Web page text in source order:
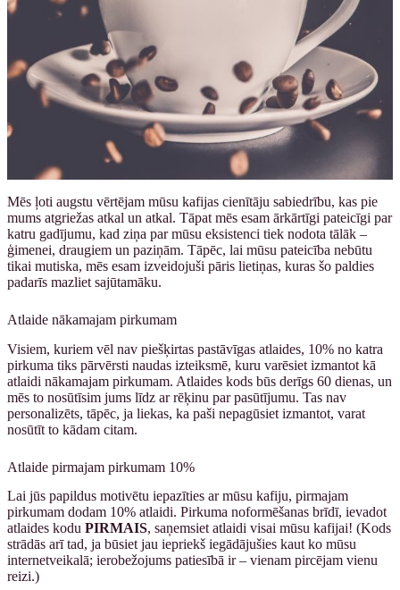
Mēs ļoti augstu vērtējam mūsu kafijas cienītāju sabiedrību, kas pie
mums atgriežas atkal un atkal. Tāpat mēs esam ārkārtīgi pateicīgi par
katru gadījumu, kad ziņa par mūsu eksistenci tiek nodota tālāk –
ģimenei, draugiem un paziņām. Tāpēc, lai mūsu pateicība nebūtu
tikai mutiska, mēs esam izveidojuši pāris lietiņas, kuras šo paldies
padarīs mazliet sajūtamāku.
Atlaide nākamajam pirkumam
Visiem, kuriem vēl nav piešķirtas pastāvīgas atlaides, 10% no katra
pirkuma tiks pārvērsti naudas izteiksmē, kuru varēsiet izmantot kā
atlaidi nākamajam pirkumam. Atlaides kods būs derīgs 60 dienas, un
mēs to nosūtīsim jums līdz ar rēķinu par pasūtījumu. Tas nav
personalizēts, tāpēc, ja liekas, ka paši nepagūsiet izmantot, varat
nosūtīt to kādam citam.
Atlaide pirmajam pirkumam 10%
Lai jūs papildus motivētu iepazīties ar mūsu kafiju, pirmajam
pirkumam dodam 10% atlaidi. Pirkuma noformēšanas brīdī, ievadot
atlaides kodu PIRMAIS, saņemsiet atlaidi visai mūsu kafijai! (Kods
strādās arī tad, ja būsiet jau iepriekš iegādājušies kaut ko mūsu
internetveikalā; ierobežojums patiesībā ir – vienam pircējam vienu
reizi.)